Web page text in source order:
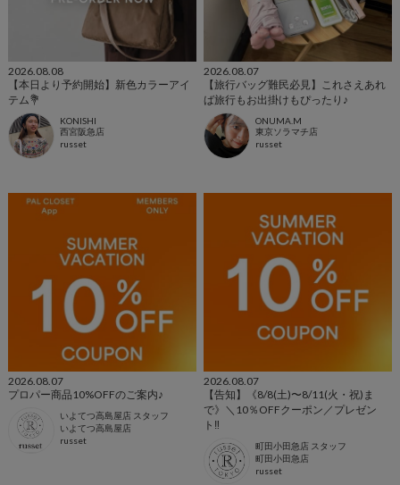
2026.08.08
【本日より予約開始】新色カラーアイ
テム💐
KONISHI
西宮阪急店
russet
2026.08.07
【旅行バッグ難民必見】これさえあれ
ば旅行もお出掛けもぴったり♪
ONUMA.M
東京ソラマチ店
russet
2026.08.07
プロパー商品10%OFFのご案内♪
いよてつ高島屋店 スタッフ
いよてつ高島屋店
russet
2026.08.07
【告知】《8/8(土)〜8/11(火・祝)ま
で》＼10％OFFクーポン／プレゼン
ト‼︎
町田小田急店 スタッフ
町田小田急店
russet